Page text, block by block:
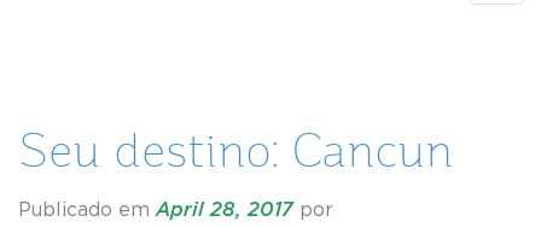
Seu destino: Cancun
Publicado em April 28, 2017 por